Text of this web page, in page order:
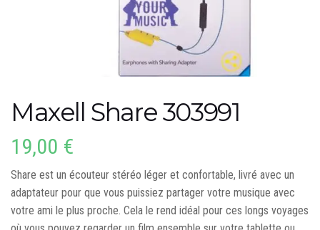
Maxell Share 303991
19,00 €
Share est un écouteur stéréo léger et confortable, livré avec un
adaptateur pour que vous puissiez partager votre musique avec
votre ami le plus proche. Cela le rend idéal pour ces longs voyages